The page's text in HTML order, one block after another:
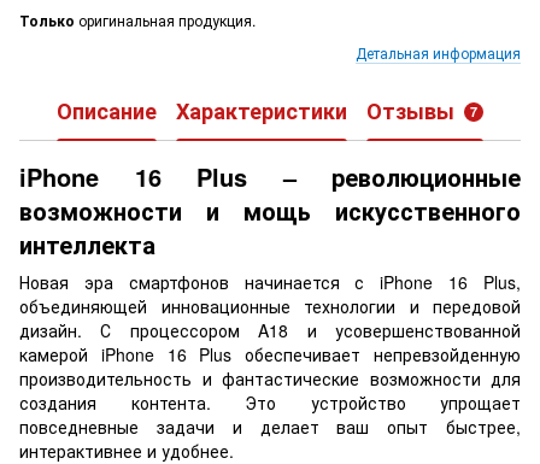
Только оригинальная продукция.
Детальная информация
Описание Характеристики Отзывы 7
iPhone 16 Plus – революционные
возможности и мощь искусственного
интеллекта
Новая эра смартфонов начинается с iPhone 16 Plus,
объединяющей инновационные технологии и передовой
дизайн. С процессором A18 и усовершенствованной
камерой iPhone 16 Plus обеспечивает непревзойденную
производительность и фантастические возможности для
создания контента. Это устройство упрощает
повседневные задачи и делает ваш опыт быстрее,
интерактивнее и удобнее.